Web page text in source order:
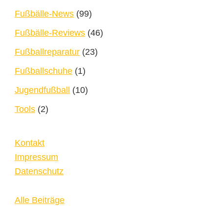
Fußbälle-News (99)
Fußbälle-Reviews (46)
Fußballreparatur (23)
Fußballschuhe (1)
Jugendfußball (10)
Tools (2)
Kontakt
Impressum
Datenschutz
Alle Beiträge